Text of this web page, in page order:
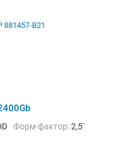
Форм-фактор:2,5`